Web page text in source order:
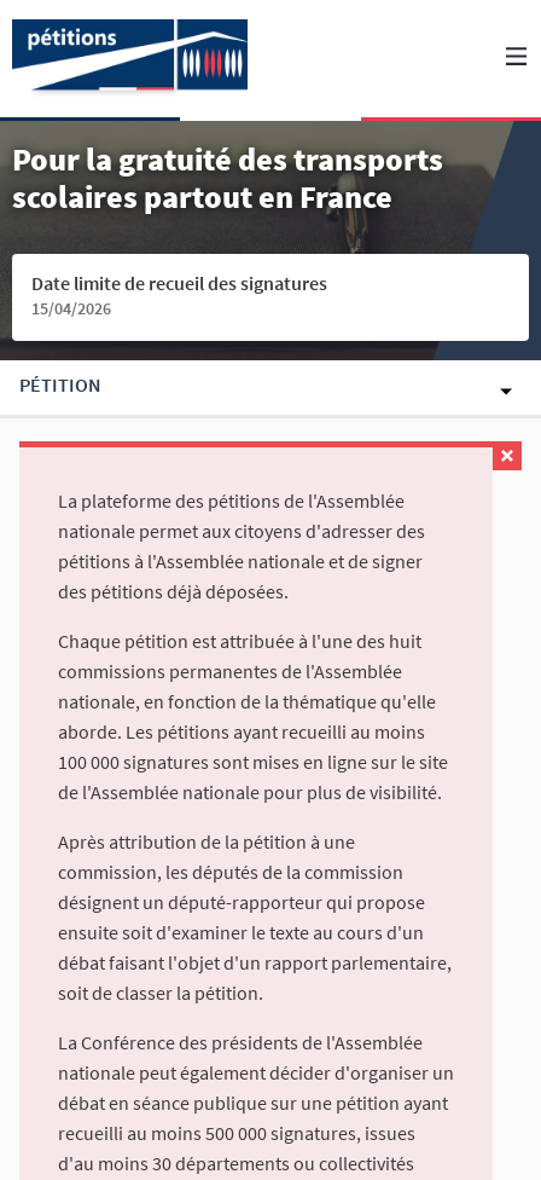
Pour la gratuité des transports
scolaires partout en France
Date limite de recueil des signatures
15/04/2026
PÉTITION
La plateforme des pétitions de l'Assemblée
nationale permet aux citoyens d'adresser des
pétitions à l'Assemblée nationale et de signer
des pétitions déjà déposées.
Chaque pétition est attribuée à l'une des huit
commissions permanentes de l'Assemblée
nationale, en fonction de la thématique qu'elle
aborde. Les pétitions ayant recueilli au moins
100 000 signatures sont mises en ligne sur le site
de l'Assemblée nationale pour plus de visibilité.
Après attribution de la pétition à une
commission, les députés de la commission
désignent un député-rapporteur qui propose
ensuite soit d'examiner le texte au cours d'un
débat faisant l'objet d'un rapport parlementaire,
soit de classer la pétition.
La Conférence des présidents de l'Assemblée
nationale peut également décider d'organiser un
débat en séance publique sur une pétition ayant
recueilli au moins 500 000 signatures, issues
d'au moins 30 départements ou collectivités